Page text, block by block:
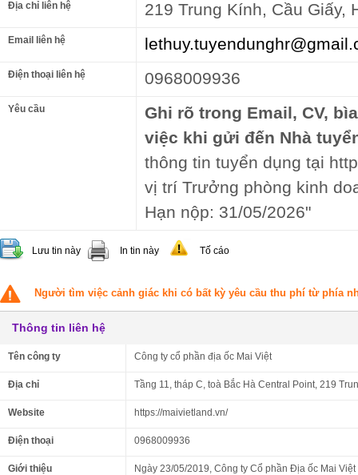
Địa chỉ liên hệ 219 Trung Kính, Cầu Giấy,
Email liên hệ
Điện thoại liên hệ 0968009936
Yêu cầu
Ghi rõ trong Email, CV,
việc khi gửi đến Nhà
thông tin tuyển dụng tại
vị trí Trưởng phòng kinh
Hạn nộp: 31/05/2026"
Lưu tin này In tin này Tố cáo
Người tìm việc cảnh giác khi có bất kỳ yêu cầu thu phí từ phía
Thông tin liên hệ
Tên công ty Công ty cổ phần địa ốc Mai Việt
Địa chỉ Tầng 11, tháp C, toà Bắc Hà Central Point, 219
Website https://maivietland.vn/
Điện thoại 0968009936
Giới thiệu
Ngày 23/05/2019, Công ty Cổ phần Địa ốc Mai